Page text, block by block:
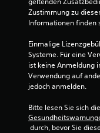
Zustimmung zu
Informationen finden
Einmalige
Systeme. Für eine
ist keine Anmeldung
Verwendung auf
jedoch anmelden.
Bitte lesen Sie sich
durch, bevor Sie